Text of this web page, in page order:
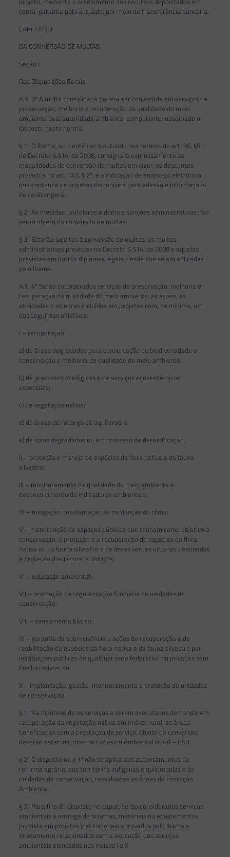
conta-garantia pelo autuado, por meio de transferência bancária.
CAPÍTULO II
DA CONVERSÃO DE MULTAS
Seção I
Das Disposições Gerais
Art. 3º A multa consolidada poderá ser convertida em serviços de
preservação, melhoria e recuperação da qualidade do meio
ambiente pela autoridade ambiental competente, observado o
disposto nesta norma.
§ 1º O Ibama, ao cientificar o autuado nos termos do art. 96, §5º
do Decreto 6.514, de 2008, consignará expressamente as
modalidades de conversão de multas em vigor, os descontos
previstos no art. 143, § 2º, e a indicação de endereço eletrônico
que contenha os projetos disponíveis para adesão e informações
de caráter geral.
§ 2º As medidas cautelares e demais sanções administrativas não
serão objeto da conversão de multas.
§ 3º Estarão sujeitas à conversão de multas, as multas
administrativas previstas no Decreto 6.514, de 2008 e aquelas
previstas em outros diplomas legais, desde que sejam aplicadas
pelo Ibama.
Art. 4º Serão considerados serviços de preservação, melhoria e
recuperação da qualidade do meio ambiente, as ações, as
atividades e as obras incluídas em projetos com, no mínimo, um
dos seguintes objetivos:
I – recuperação:
a) de áreas degradadas para conservação da biodiversidade e
conservação e melhoria da qualidade do meio ambiente;
b) de processos ecológicos e de serviços ecossistêmicos
essenciais;
c) de vegetação nativa;
d) de áreas de recarga de aquíferos; e
e) de solos degradados ou em processo de desertificação;
II – proteção e manejo de espécies da flora nativa e da fauna
silvestre;
III – monitoramento da qualidade do meio ambiente e
desenvolvimento de indicadores ambientais;
IV – mitigação ou adaptação às mudanças do clima;
V – manutenção de espaços públicos que tenham como objetivo a
conservação, a proteção e a recuperação de espécies da flora
nativa ou da fauna silvestre e de áreas verdes urbanas destinadas
à proteção dos recursos hídricos;
VI – educação ambiental;
VII – promoção da regularização fundiária de unidades de
conservação;
VIII – saneamento básico;
IX – garantia da sobrevivência e ações de recuperação e de
reabilitação de espécies da flora nativa e da fauna silvestre por
instituições públicas de qualquer ente federativo ou privadas sem
fins lucrativos; ou
X – implantação, gestão, monitoramento e proteção de unidades
de conservação.
§ 1º Na hipótese de os serviços a serem executados demandarem
recuperação da vegetação nativa em imóvel rural, as áreas
beneficiadas com a prestação de serviço, objeto da conversão,
deverão estar inscritas no Cadastro Ambiental Rural – CAR.
§ 2º O disposto no § 1º não se aplica aos assentamentos de
reforma agrária, aos territórios indígenas e quilombolas e às
unidades de conservação, ressalvadas as Áreas de Proteção
Ambiental.
§ 3º Para fins do disposto no caput, serão considerados serviços
ambientais a entrega de insumos, materiais ou equipamentos
prevista em projetos institucionais aprovados pelo Ibama e
diretamente relacionados com a execução dos serviços
ambientais elencados nos incisos I a X.